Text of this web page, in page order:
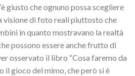
giusto che ognuno possa scegliere
visione di foto reali piuttosto che
in quanto mostravano la realtà
possono essere anche frutto di
osservato il libro “Cosa faremo da
il gioco del mimo, che però si è